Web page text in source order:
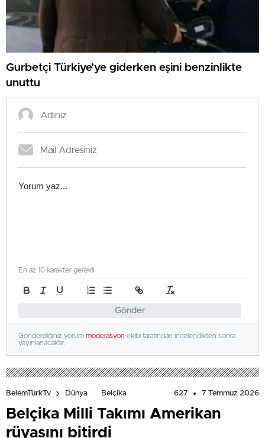
Gurbetçi Türkiye’ye giderken eşini benzinlikte
unuttu
Gönder
En az 10 karakter gerekli
Gönderdiğiniz yorum moderasyon ekibi tarafından incelendikten sonra
yayınlanacaktır.
BelemTürkTv Dünya Belçika 627 7 Temmuz 2026
Belçika Milli Takımı Amerikan
rüyasını bitirdi